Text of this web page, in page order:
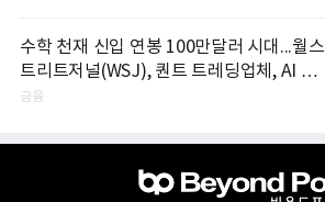
수학 천재 신입 연봉 100만달러 시대...월스
트리트저널(WSJ), 퀀트 트레딩업체, AI 기
업들 인재 확보 경쟁
금융